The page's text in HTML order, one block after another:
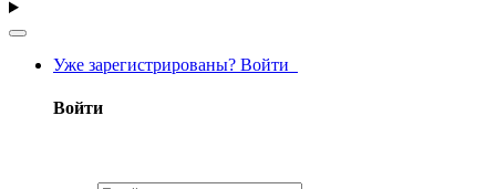
Уже зарегистрированы? Войти
Войти